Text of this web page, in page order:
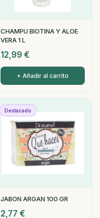
CHAMPU BIOTINA Y ALOE
VERA 1 L
12,99 €
+ Añadir al carrito
Destacado
JABON ARGAN 100 GR
2,77 €